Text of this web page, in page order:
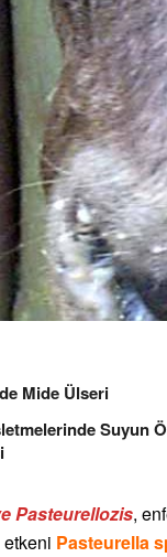
Mide Ülseri
Suyun
Pasteurellozis,
Pasteurella